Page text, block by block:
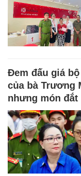
Đem đấu giá
của bà Trương
nhưng món